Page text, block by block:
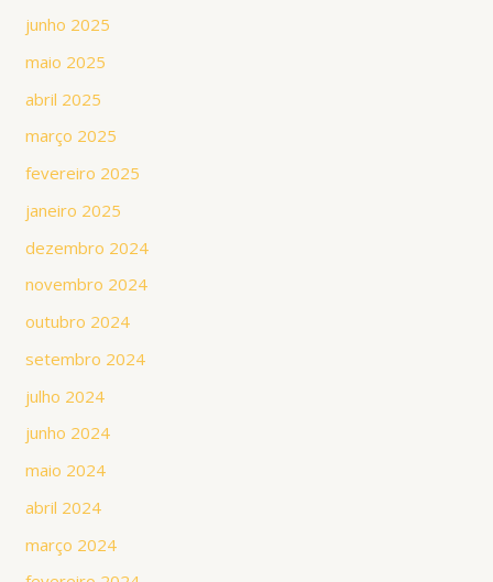
junho 2025
maio 2025
abril 2025
março 2025
fevereiro 2025
janeiro 2025
dezembro 2024
novembro 2024
outubro 2024
setembro 2024
julho 2024
junho 2024
maio 2024
abril 2024
março 2024